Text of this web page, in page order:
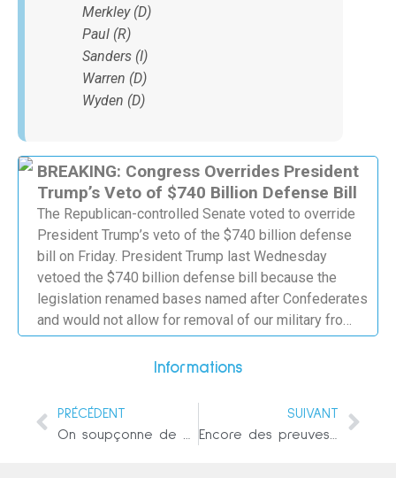
Merkley (D)
Paul (R)
Sanders (I)
Warren (D)
Wyden (D)
BREAKING: Congress Overrides President
Trump’s Veto of $740 Billion Defense Bill
The Republican-controlled Senate voted to override
President Trump’s veto of the $740 billion defense
bill on Friday. President Trump last Wednesday
vetoed the $740 billion defense bill because the
legislation renamed bases named after Confederates
and would not allow for removal of our military fro…
Informations
PRÉCÉDENT
SUIVANT